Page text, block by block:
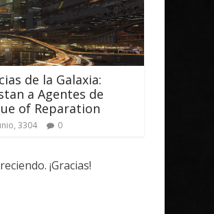
de la Galaxia:
a Agentes de
of Reparation
3304 0
¡Gracias!